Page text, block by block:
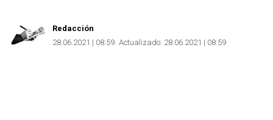
Redacción
28.06.2021 | 08:59 Actualizado: 28.06.2021 | 08:59